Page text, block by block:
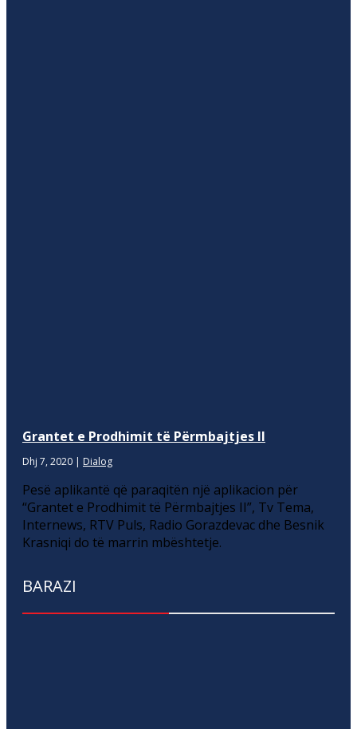
Grantet e Prodhimit të Përmbajtjes II
Dhj 7, 2020 | Dialog
Pesë aplikantë që paraqitën një aplikacion për
“Grantet e Prodhimit të Përmbajtjes II”, Tv Tema,
Internews, RTV Puls, Radio Gorazdevac dhe Besnik
Krasniqi do të marrin mbështetje.
BARAZI